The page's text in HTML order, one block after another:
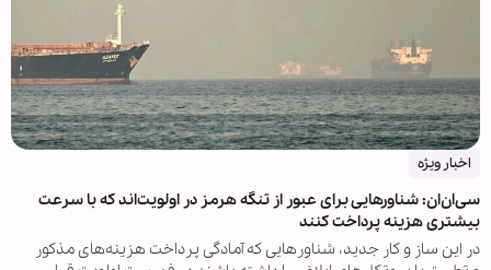
اخبار ویژه
سی‌ان‌ان: شناورهایی برای عبور از تنگه هرمز در اولویت‌اند که با سرعت
بیشتری هزینه‌ پرداخت کنند
در این ساز و کار جدید، شناورهایی که آمادگی پرداخت هزینه‌های مذکور